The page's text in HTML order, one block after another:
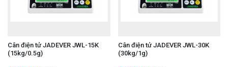
Cân điện tử JADEVER JWL-15K
(15kg/0.5g)
Cân điện tử JADEVER JWL-30K
(30kg/1g)